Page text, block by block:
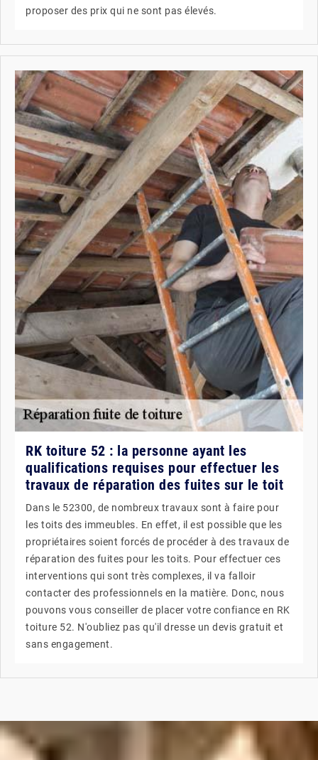
proposer des prix qui ne sont pas élevés.
RK toiture 52 : la personne ayant les
qualifications requises pour effectuer les
travaux de réparation des fuites sur le toit
Dans le 52300, de nombreux travaux sont à faire pour
les toits des immeubles. En effet, il est possible que les
propriétaires soient forcés de procéder à des travaux de
réparation des fuites pour les toits. Pour effectuer ces
interventions qui sont très complexes, il va falloir
contacter des professionnels en la matière. Donc, nous
pouvons vous conseiller de placer votre confiance en RK
toiture 52. N'oubliez pas qu'il dresse un devis gratuit et
sans engagement.